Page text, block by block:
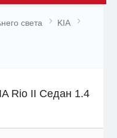
света
KIA
Rio II Седан 1.4